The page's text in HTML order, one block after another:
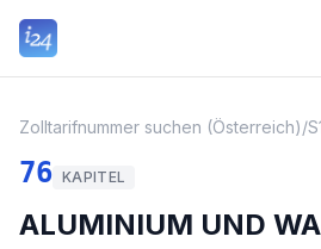
Zolltarifnummer suchen (Österreich)/
76 KAPITEL
ALUMINIUM UND